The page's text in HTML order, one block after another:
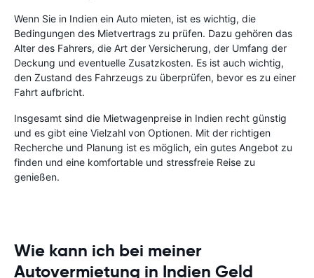
Wenn Sie in Indien ein Auto mieten, ist es wichtig, die
Bedingungen des Mietvertrags zu prüfen. Dazu gehören das
Alter des Fahrers, die Art der Versicherung, der Umfang der
Deckung und eventuelle Zusatzkosten. Es ist auch wichtig,
den Zustand des Fahrzeugs zu überprüfen, bevor es zu einer
Fahrt aufbricht.
Insgesamt sind die Mietwagenpreise in Indien recht günstig
und es gibt eine Vielzahl von Optionen. Mit der richtigen
Recherche und Planung ist es möglich, ein gutes Angebot zu
finden und eine komfortable und stressfreie Reise zu
genießen.
Wie kann ich bei meiner
Autovermietung in Indien Geld